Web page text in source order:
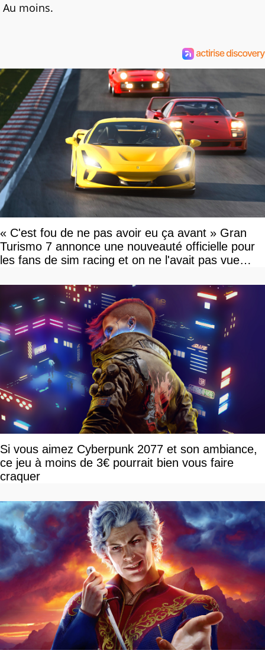
Au moins.
« C'est fou de ne pas avoir eu ça avant » Gran
Turismo 7 annonce une nouveauté officielle pour
les fans de sim racing et on ne l'avait pas vue
Si vous aimez Cyberpunk 2077 et son ambiance,
ce jeu à moins de 3€ pourrait bien vous faire
craquer